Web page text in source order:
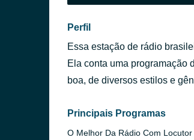
Perfil
Essa estação de rádio
Ela conta uma programação
boa, de diversos estilos e
Principais Programas
O Melhor Da Rádio Com